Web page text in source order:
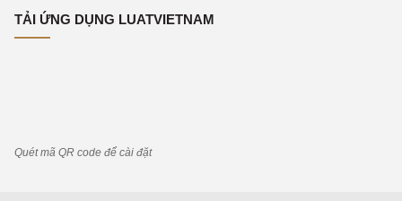
TẢI ỨNG DỤNG LUATVIETNAM
Quét mã QR code để cài đặt